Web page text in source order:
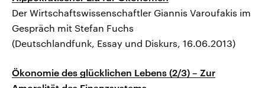
Der Wirtschaftswissenschaftler Giannis Varoufakis im
Gespräch mit Stefan Fuchs
(Deutschlandfunk, Essay und Diskurs, 16.06.2013)
Ökonomie des glücklichen Lebens (2/3) – Zur